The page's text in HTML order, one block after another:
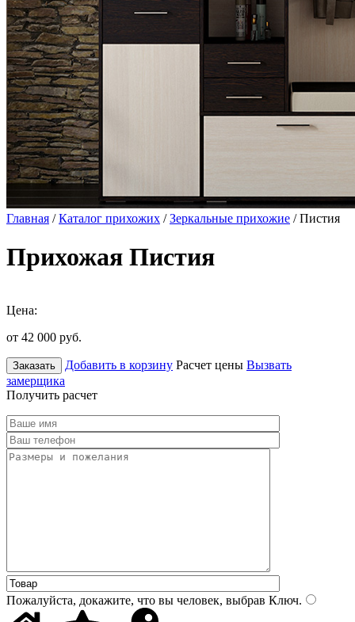
Главная /Каталог прихожих /Зеркальные прихожие / Пистия
Прихожая Пистия
Цена:
от 42 000 руб.
Заказать Добавить в корзину Расчет цены Вызвать
замерщика
Получить расчет
Пожалуйста, докажите, что вы человек, выбрав Ключ.